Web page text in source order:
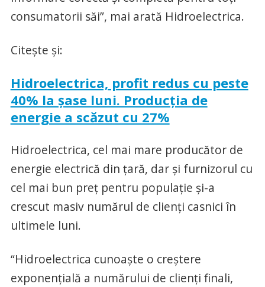
consumatorii săi”, mai arată Hidroelectrica.
Citește și:
Hidroelectrica, profit redus cu peste
40% la șase luni. Producția de
energie a scăzut cu 27%
Hidroelectrica, cel mai mare producător de
energie electrică din țară, dar și furnizorul cu
cel mai bun preț pentru populație și-a
crescut masiv numărul de clienți casnici în
ultimele luni.
“Hidroelectrica cunoaște o creștere
exponențială a numărului de clienți finali,